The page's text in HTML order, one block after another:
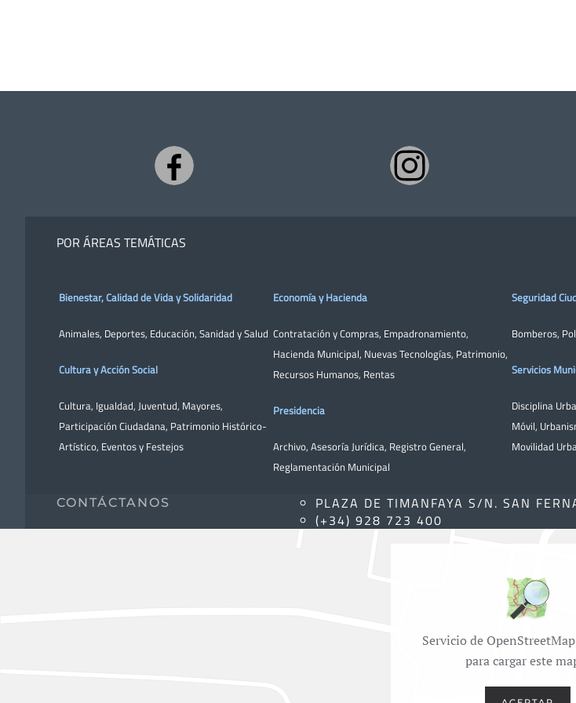
POR ÁREAS TEMÁTICAS
Bienestar, Calidad de Vida y Solidaridad
Animales, Deportes, Educación, Sanidad y Salud
Cultura y Acción Social
Cultura, Igualdad, Juventud, Mayores,
Participación Ciudadana, Patrimonio Histórico-
Artístico, Eventos y Festejos
Economía y Hacienda
Contratación y Compras, Empadronamiento,
Hacienda Municipal, Nuevas Tecnologías, Patrimonio,
Recursos Humanos, Rentas
Presidencia
Archivo, Asesoría Jurídica, Registro General,
Reglamentación Municipal
Seguridad
Bomberos,
Servicios
Disciplina
Móvil,
Movilidad
CONTÁCTANOS
PLAZA DE TIMANFAYA S/N. SAN
(+34) 928 723 400
Servicio de
para cargar este